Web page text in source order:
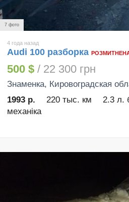
7 фото
4 года назад
Audi 100 разборка
500 $ / 22 300 грн
Знаменка, Кировоградская
1993 р.
220 тыс. км 2.3 л.
механіка